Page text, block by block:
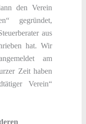
den Verein
gegründet,
aus
hat. Wir
am
Zeit haben
Verein“